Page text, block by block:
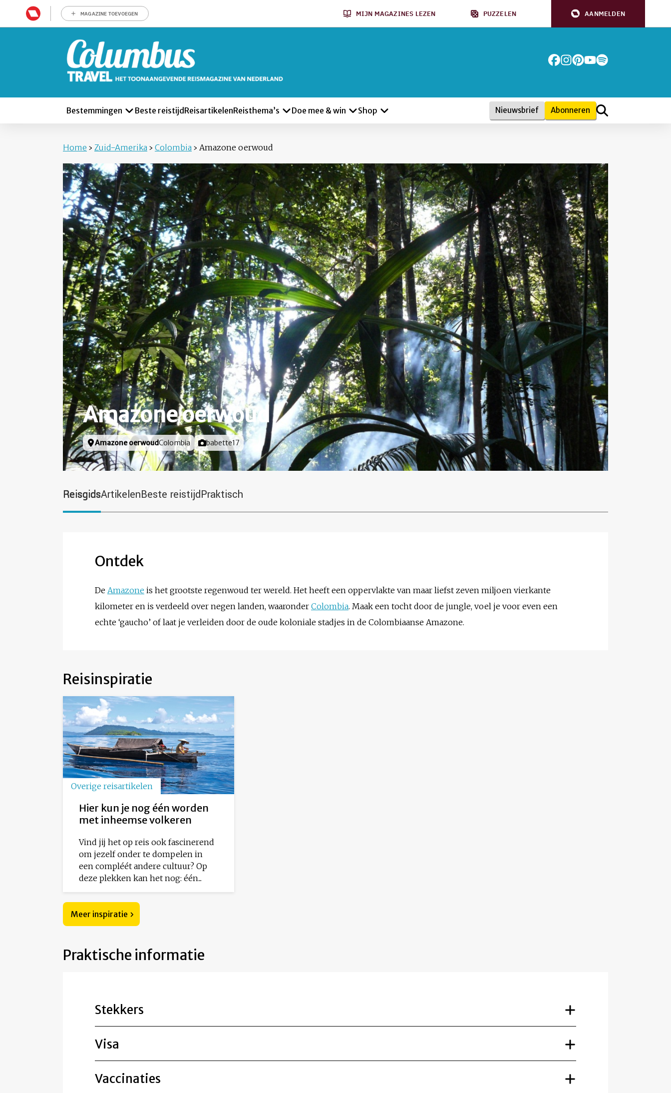
MAGAZINE TOEVOEGEN MIJN MAGAZINES LEZEN PUZZELEN AANMELDEN
Bestemmingen Beste reistijd ReisartikelenReisthema’s Doe mee & win Shop Nieuwsbrief Abonneren
Home › Zuid-Amerika › Colombia › Amazone oerwoud
Amazone oerwoud
Locatie
Amazone oerwoudColombia Foto door
babette17
ReisgidsArtikelenBeste reistijdPraktisch
Ontdek
De Amazone is het grootste regenwoud ter wereld. Het heeft een oppervlakte van maar liefst zeven miljoen vierkante
kilometer en is verdeeld over negen landen, waaronder Colombia. Maak een tocht door de jungle, voel je voor even een
echte ‘gaucho’ of laat je verleiden door de oude koloniale stadjes in de Colombiaanse Amazone.
Reisinspiratie
Overige reisartikelen
Hier kun je nog één worden
met inheemse volkeren
Vind jij het op reis ook fascinerend
om jezelf onder te dompelen in
een compléét andere cultuur? Op
deze plekken kan het nog: één...
Meer inspiratie
Praktische informatie
Stekkers
Visa
Vaccinaties